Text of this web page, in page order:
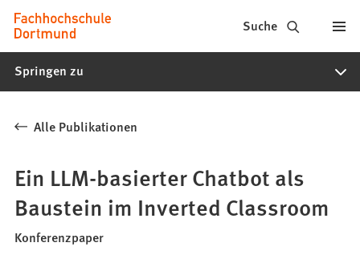
Inhalt anspringen
Fachhochschule
Dortmund
-
Studiengänge,
Bewerbung
Suche
Springen zu
Alle Publikationen
Ein LLM-basierter Chatbot als
Baustein im Inverted Classroom
Konferenzpaper